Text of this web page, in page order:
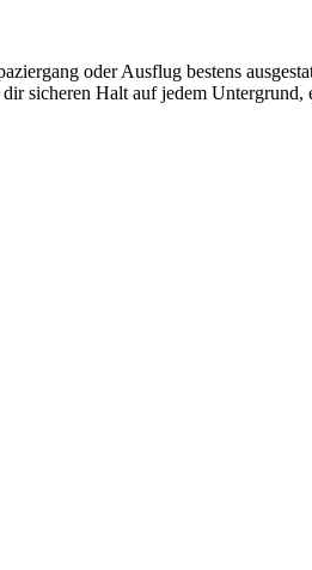
oder Ausflug bestens
sicheren Halt auf jedem